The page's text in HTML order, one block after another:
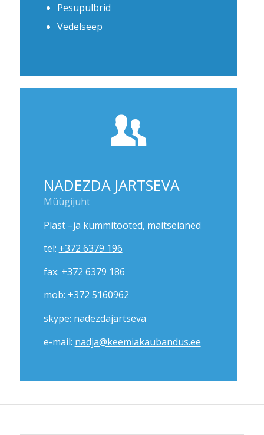
Pesupulbrid
Vedelseep
NADEZDA JARTSEVA
Müügijuht
Plast –ja kummitooted, maitseianed
tel: +372 6379 196
fax: +372 6379 186
mob: +372 5160962
skype: nadezdajartseva
e-mail: nadja@keemiakaubandus.ee